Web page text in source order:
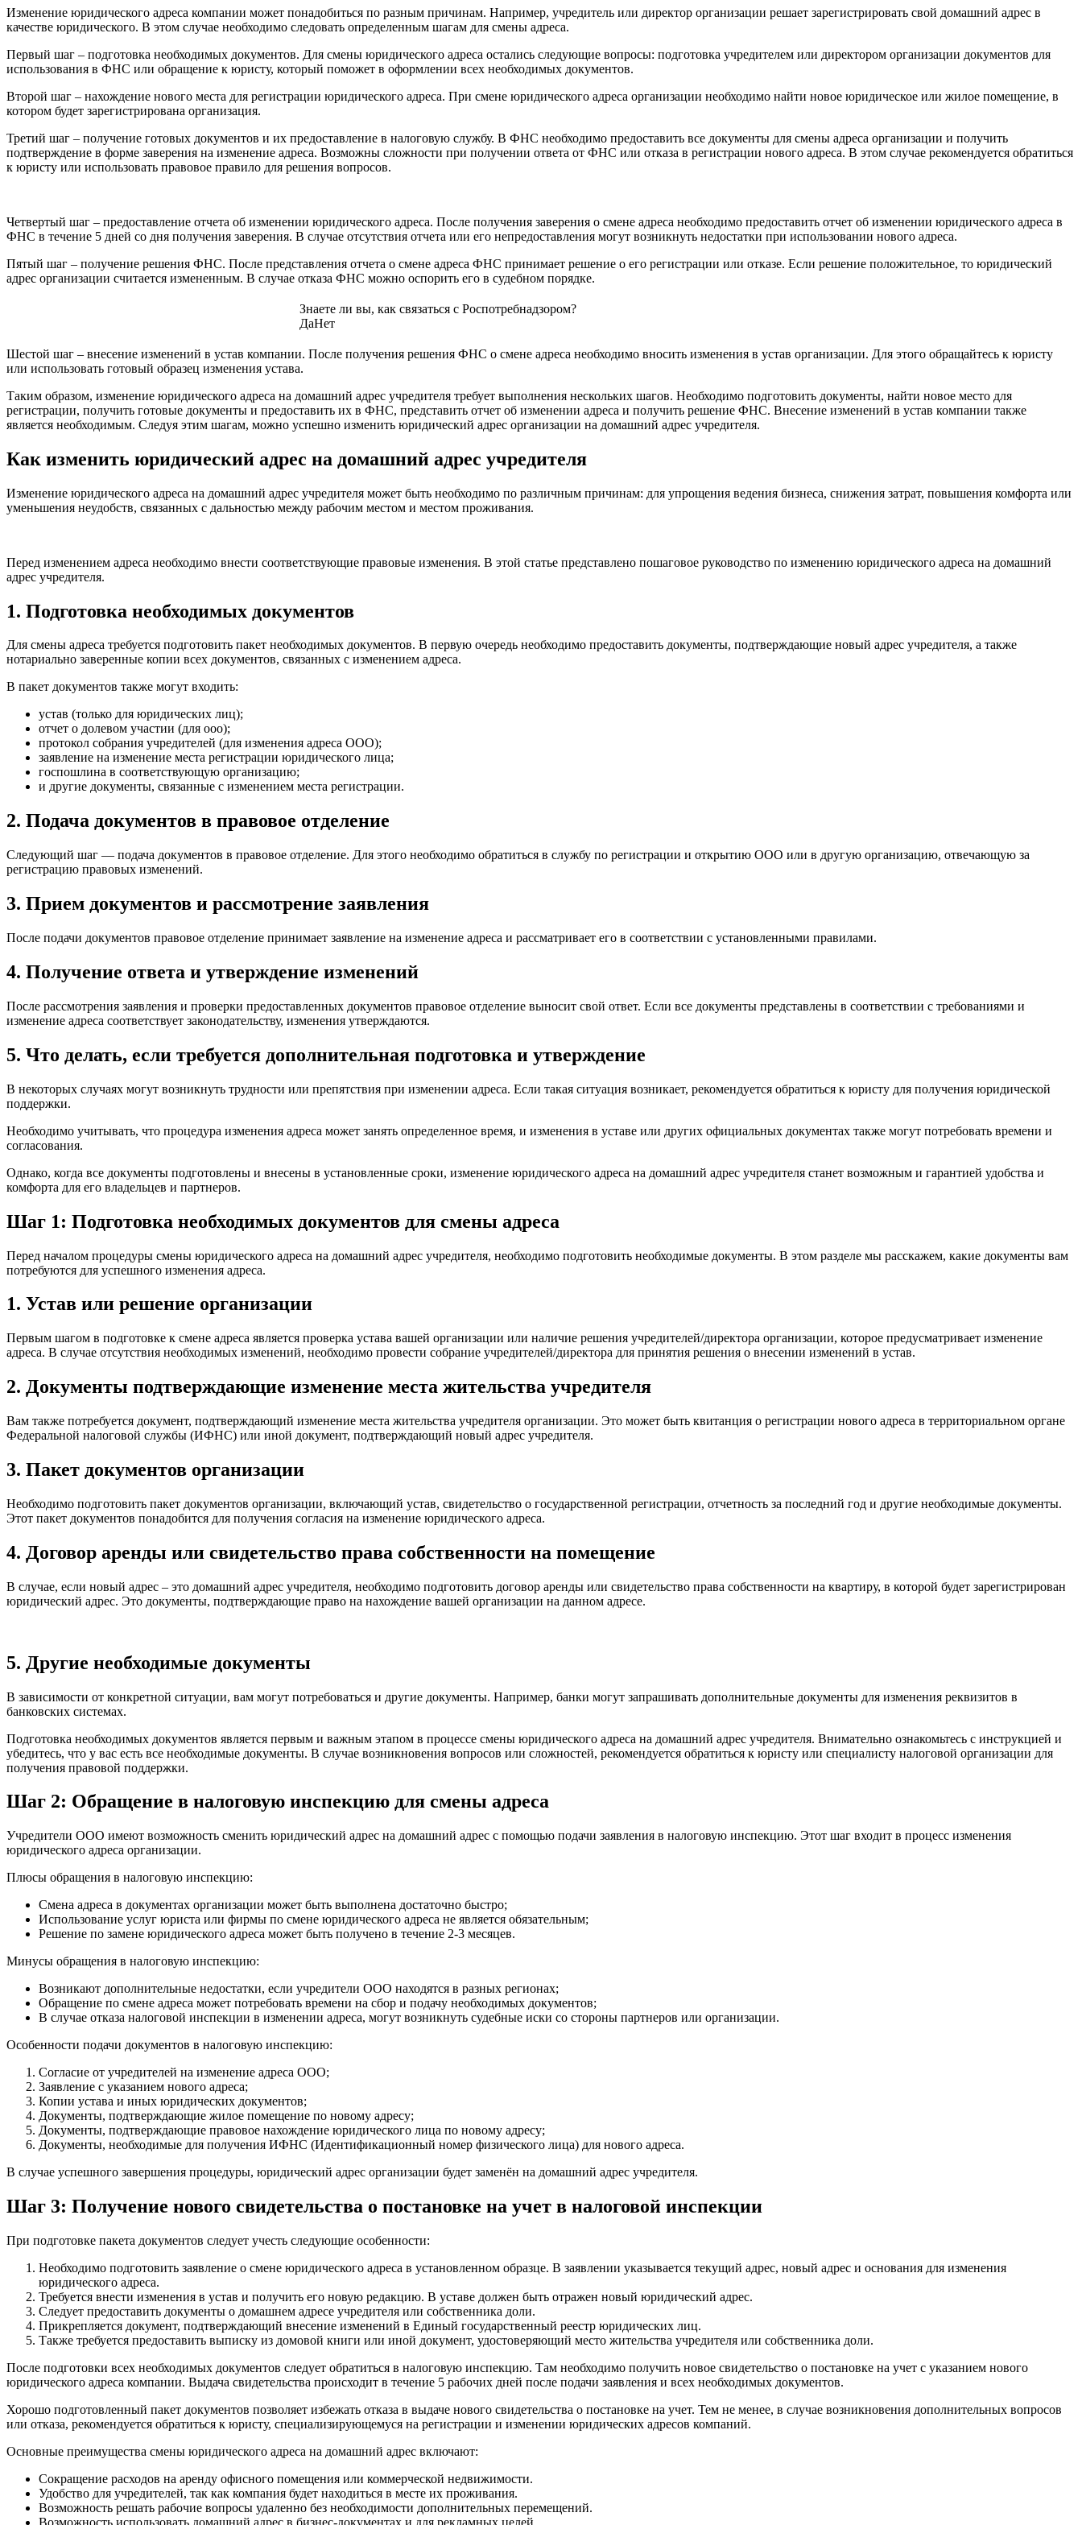
Изменение юридического адреса компании может понадобиться по разным причинам. Например, учредитель или директор организации решает зарегистрировать свой домашний адрес в
качестве юридического. В этом случае необходимо следовать определенным шагам для смены адреса.
Первый шаг – подготовка необходимых документов. Для смены юридического адреса остались следующие вопросы: подготовка учредителем или директором организации документов для
использования в ФНС или обращение к юристу, который поможет в оформлении всех необходимых документов.
Второй шаг – нахождение нового места для регистрации юридического адреса. При смене юридического адреса организации необходимо найти новое юридическое или жилое помещение, в
котором будет зарегистрирована организация.
Третий шаг – получение готовых документов и их предоставление в налоговую службу. В ФНС необходимо предоставить все документы для смены адреса организации и получить
подтверждение в форме заверения на изменение адреса. Возможны сложности при получении ответа от ФНС или отказа в регистрации нового адреса. В этом случае рекомендуется обратиться
к юристу или использовать правовое правило для решения вопросов.
Четвертый шаг – предоставление отчета об изменении юридического адреса. После получения заверения о смене адреса необходимо предоставить отчет об изменении юридического адреса в
ФНС в течение 5 дней со дня получения заверения. В случае отсутствия отчета или его непредоставления могут возникнуть недостатки при использовании нового адреса.
Пятый шаг – получение решения ФНС. После представления отчета о смене адреса ФНС принимает решение о его регистрации или отказе. Если решение положительное, то юридический
адрес организации считается измененным. В случае отказа ФНС можно оспорить его в судебном порядке.
Знаете ли вы, как связаться с Роспотребнадзором?
ДаНет
Шестой шаг – внесение изменений в устав компании. После получения решения ФНС о смене адреса необходимо вносить изменения в устав организации. Для этого обращайтесь к юристу
или использовать готовый образец изменения устава.
Таким образом, изменение юридического адреса на домашний адрес учредителя требует выполнения нескольких шагов. Необходимо подготовить документы, найти новое место для
регистрации, получить готовые документы и предоставить их в ФНС, представить отчет об изменении адреса и получить решение ФНС. Внесение изменений в устав компании также
является необходимым. Следуя этим шагам, можно успешно изменить юридический адрес организации на домашний адрес учредителя.
Как изменить юридический адрес на домашний адрес учредителя
Изменение юридического адреса на домашний адрес учредителя может быть необходимо по различным причинам: для упрощения ведения бизнеса, снижения затрат, повышения комфорта или
уменьшения неудобств, связанных с дальностью между рабочим местом и местом проживания.
Перед изменением адреса необходимо внести соответствующие правовые изменения. В этой статье представлено пошаговое руководство по изменению юридического адреса на домашний
адрес учредителя.
1. Подготовка необходимых документов
Для смены адреса требуется подготовить пакет необходимых документов. В первую очередь необходимо предоставить документы, подтверждающие новый адрес учредителя, а также
нотариально заверенные копии всех документов, связанных с изменением адреса.
В пакет документов также могут входить:
устав (только для юридических лиц);
отчет о долевом участии (для ооо);
протокол собрания учредителей (для изменения адреса ООО);
заявление на изменение места регистрации юридического лица;
госпошлина в соответствующую организацию;
и другие документы, связанные с изменением места регистрации.
2. Подача документов в правовое отделение
Следующий шаг — подача документов в правовое отделение. Для этого необходимо обратиться в службу по регистрации и открытию ООО или в другую организацию, отвечающую за
регистрацию правовых изменений.
3. Прием документов и рассмотрение заявления
После подачи документов правовое отделение принимает заявление на изменение адреса и рассматривает его в соответствии с установленными правилами.
4. Получение ответа и утверждение изменений
После рассмотрения заявления и проверки предоставленных документов правовое отделение выносит свой ответ. Если все документы представлены в соответствии с требованиями и
изменение адреса соответствует законодательству, изменения утверждаются.
5. Что делать, если требуется дополнительная подготовка и утверждение
В некоторых случаях могут возникнуть трудности или препятствия при изменении адреса. Если такая ситуация возникает, рекомендуется обратиться к юристу для получения юридической
поддержки.
Необходимо учитывать, что процедура изменения адреса может занять определенное время, и изменения в уставе или других официальных документах также могут потребовать времени и
согласования.
Однако, когда все документы подготовлены и внесены в установленные сроки, изменение юридического адреса на домашний адрес учредителя станет возможным и гарантией удобства и
комфорта для его владельцев и партнеров.
Шаг 1: Подготовка необходимых документов для смены адреса
Перед началом процедуры смены юридического адреса на домашний адрес учредителя, необходимо подготовить необходимые документы. В этом разделе мы расскажем, какие документы вам
потребуются для успешного изменения адреса.
1. Устав или решение организации
Первым шагом в подготовке к смене адреса является проверка устава вашей организации или наличие решения учредителей/директора организации, которое предусматривает изменение
адреса. В случае отсутствия необходимых изменений, необходимо провести собрание учредителей/директора для принятия решения о внесении изменений в устав.
2. Документы подтверждающие изменение места жительства учредителя
Вам также потребуется документ, подтверждающий изменение места жительства учредителя организации. Это может быть квитанция о регистрации нового адреса в территориальном органе
Федеральной налоговой службы (ИФНС) или иной документ, подтверждающий новый адрес учредителя.
3. Пакет документов организации
Необходимо подготовить пакет документов организации, включающий устав, свидетельство о государственной регистрации, отчетность за последний год и другие необходимые документы.
Этот пакет документов понадобится для получения согласия на изменение юридического адреса.
4. Договор аренды или свидетельство права собственности на помещение
В случае, если новый адрес – это домашний адрес учредителя, необходимо подготовить договор аренды или свидетельство права собственности на квартиру, в которой будет зарегистрирован
юридический адрес. Это документы, подтверждающие право на нахождение вашей организации на данном адресе.
5. Другие необходимые документы
В зависимости от конкретной ситуации, вам могут потребоваться и другие документы. Например, банки могут запрашивать дополнительные документы для изменения реквизитов в
банковских системах.
Подготовка необходимых документов является первым и важным этапом в процессе смены юридического адреса на домашний адрес учредителя. Внимательно ознакомьтесь с инструкцией и
убедитесь, что у вас есть все необходимые документы. В случае возникновения вопросов или сложностей, рекомендуется обратиться к юристу или специалисту налоговой организации для
получения правовой поддержки.
Шаг 2: Обращение в налоговую инспекцию для смены адреса
Учредители ООО имеют возможность сменить юридический адрес на домашний адрес с помощью подачи заявления в налоговую инспекцию. Этот шаг входит в процесс изменения
юридического адреса организации.
Плюсы обращения в налоговую инспекцию:
Смена адреса в документах организации может быть выполнена достаточно быстро;
Использование услуг юриста или фирмы по смене юридического адреса не является обязательным;
Решение по замене юридического адреса может быть получено в течение 2-3 месяцев.
Минусы обращения в налоговую инспекцию:
Возникают дополнительные недостатки, если учредители ООО находятся в разных регионах;
Обращение по смене адреса может потребовать времени на сбор и подачу необходимых документов;
В случае отказа налоговой инспекции в изменении адреса, могут возникнуть судебные иски со стороны партнеров или организации.
Особенности подачи документов в налоговую инспекцию:
Согласие от учредителей на изменение адреса ООО;
Заявление с указанием нового адреса;
Копии устава и иных юридических документов;
Документы, подтверждающие жилое помещение по новому адресу;
Документы, подтверждающие правовое нахождение юридического лица по новому адресу;
Документы, необходимые для получения ИФНС (Идентификационный номер физического лица) для нового адреса.
В случае успешного завершения процедуры, юридический адрес организации будет заменён на домашний адрес учредителя.
Шаг 3: Получение нового свидетельства о постановке на учет в налоговой инспекции
При подготовке пакета документов следует учесть следующие особенности:
Необходимо подготовить заявление о смене юридического адреса в установленном образце. В заявлении указывается текущий адрес, новый адрес и основания для изменения
юридического адреса.
Требуется внести изменения в устав и получить его новую редакцию. В уставе должен быть отражен новый юридический адрес.
Следует предоставить документы о домашнем адресе учредителя или собственника доли.
Прикрепляется документ, подтверждающий внесение изменений в Единый государственный реестр юридических лиц.
Также требуется предоставить выписку из домовой книги или иной документ, удостоверяющий место жительства учредителя или собственника доли.
После подготовки всех необходимых документов следует обратиться в налоговую инспекцию. Там необходимо получить новое свидетельство о постановке на учет с указанием нового
юридического адреса компании. Выдача свидетельства происходит в течение 5 рабочих дней после подачи заявления и всех необходимых документов.
Хорошо подготовленный пакет документов позволяет избежать отказа в выдаче нового свидетельства о постановке на учет. Тем не менее, в случае возникновения дополнительных вопросов
или отказа, рекомендуется обратиться к юристу, специализирующемуся на регистрации и изменении юридических адресов компаний.
Основные преимущества смены юридического адреса на домашний адрес включают:
Сокращение расходов на аренду офисного помещения или коммерческой недвижимости.
Удобство для учредителей, так как компания будет находиться в месте их проживания.
Возможность решать рабочие вопросы удаленно без необходимости дополнительных перемещений.